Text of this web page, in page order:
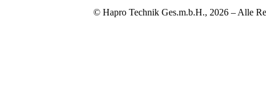
© Hapro Technik Ges.m.b.H., 2026 – Alle